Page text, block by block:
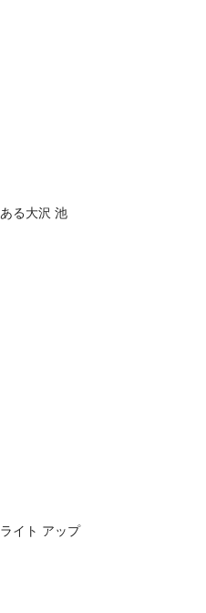
る大沢 池
イト アップ